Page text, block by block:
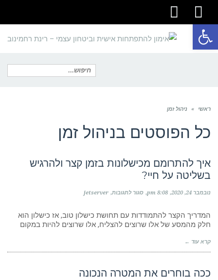
פתח סרגל נגישות
facebook
youtube
תפריט
ראשי » ניהול זמן
כל הפוסטים בניהול זמן
איך להתרומם מכישלונות בזמן קצר ולהרגיש
בשליטה על חיי?
נובמבר 24, 2020 8:08 pm סגור לתגובותעל
מכישלונות
בזמן
קצר
על
jetserver
המדריך הקצר להתמודדות עם תחושת כישלון טוב, אז כישלון הוא
חלק מהמסע של אלו שרוצים להצליח, אלו שרוצים להיות במקום
קרא עוד ←
ככה בוחרים את המטרה הנכונה